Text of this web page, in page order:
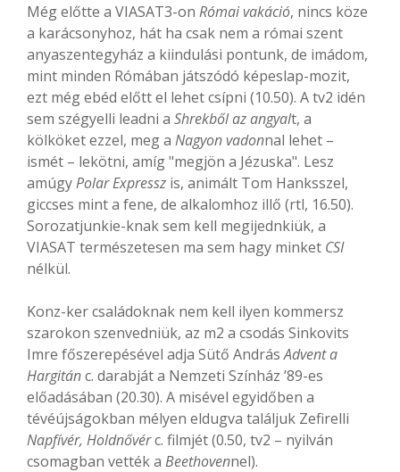
Még előtte a VIASAT3-on Római vakáció, nincs köze
a karácsonyhoz, hát ha csak nem a római szent
anyaszentegyház a kiindulási pontunk, de imádom,
mint minden Rómában játszódó képeslap-mozit,
ezt még ebéd előtt el lehet csípni (10.50). A tv2 idén
sem szégyelli leadni a Shrekből az angyalt, a
kölköket ezzel, meg a Nagyon vadonnal lehet –
ismét – lekötni, amíg "megjön a Jézuska". Lesz
amúgyPolar Expressz is, animált Tom Hanksszel,
giccses mint a fene, de alkalomhoz illő (rtl, 16.50).
Sorozatjunkie-knak sem kell megijednkiük, a
VIASAT természetesen ma sem hagy minket CSI
nélkül.
Konz-ker családoknak nem kell ilyen kommersz
szarokon szenvedniük, az m2 a csodás Sinkovits
Imre főszerepésével adja Sütő AndrásAdvent a
Hargitánc. darabját a Nemzeti Színház ’89-es
előadásában (20.30). A misével egyidőben a
tévéújságokban mélyen eldugva találjuk Zefirelli
Napfívér, Holdnővérc. filmjét (0.50, tv2 – nyilván
csomagban vették a Beethovennel).